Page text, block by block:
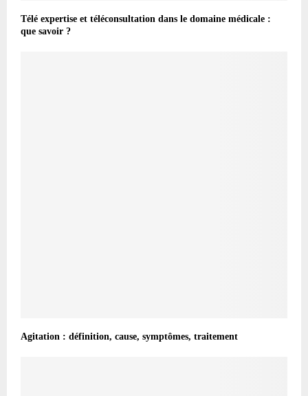
Télé expertise et téléconsultation dans le domaine médicale :
que savoir ?
Agitation : définition, cause, symptômes, traitement